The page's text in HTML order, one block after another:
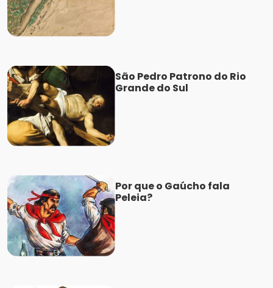
São Pedro Patrono do Rio
Grande do Sul
Por que o Gaúcho fala
Peleia?